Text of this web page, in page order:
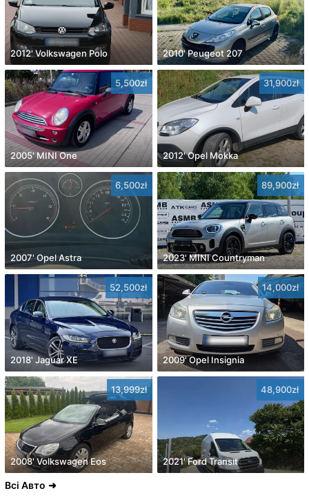
2012' Volkswagen Polo 2010' Peugeot 207
5,500zł
2005' MINI One
31,900zł
2012' Opel Mokka
6,500zł
2007' Opel Astra
89,900zł
2023' MINI Countryman
52,500zł
2018' Jaguar XE
14,000zł
2009' Opel Insignia
13,999zł
2008' Volkswagen Eos
48,900zł
2021' Ford Transit
Всі Авто